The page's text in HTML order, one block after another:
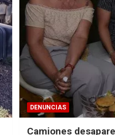
DENUNCIAS
Camiones